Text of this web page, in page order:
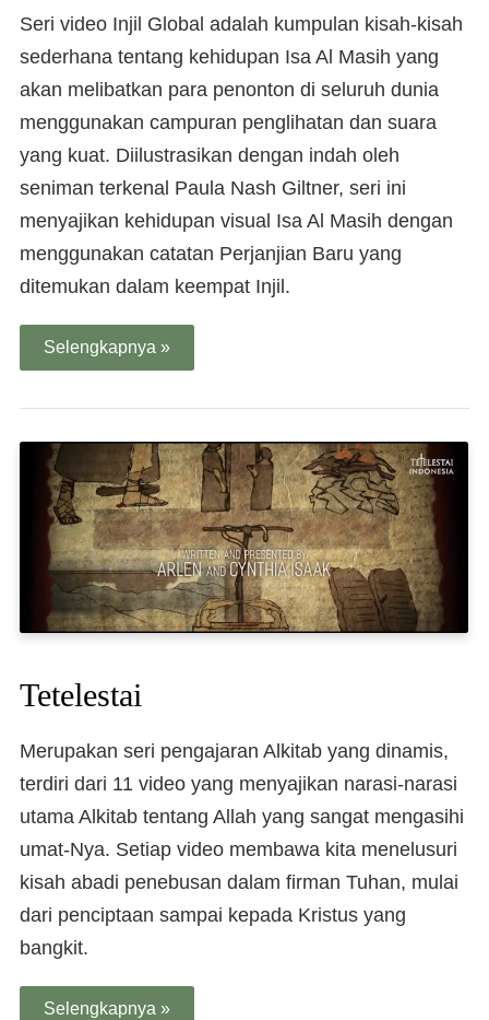
Seri video Injil Global adalah kumpulan kisah-kisah
sederhana tentang kehidupan Isa Al Masih yang
akan melibatkan para penonton di seluruh dunia
menggunakan campuran penglihatan dan suara
yang kuat. Diilustrasikan dengan indah oleh
seniman terkenal Paula Nash Giltner, seri ini
menyajikan kehidupan visual Isa Al Masih dengan
menggunakan catatan Perjanjian Baru yang
ditemukan dalam keempat Injil.
Selengkapnya »
Tetelestai
Merupakan seri pengajaran Alkitab yang dinamis,
terdiri dari 11 video yang menyajikan narasi-narasi
utama Alkitab tentang Allah yang sangat mengasihi
umat-Nya. Setiap video membawa kita menelusuri
kisah abadi penebusan dalam firman Tuhan, mulai
dari penciptaan sampai kepada Kristus yang
bangkit.
Selengkapnya »